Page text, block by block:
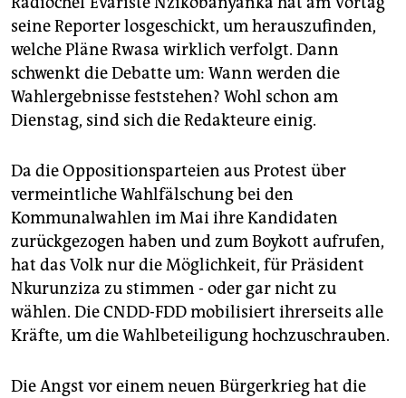
seine Reporter losgeschickt, um herauszufinden,
welche Pläne Rwasa wirklich verfolgt. Dann
schwenkt die Debatte um: Wann werden die
Wahlergebnisse feststehen? Wohl schon am
Dienstag, sind sich die Redakteure einig.
Da die Oppositionsparteien aus Protest über
vermeintliche Wahlfälschung bei den
Kommunalwahlen im Mai ihre Kandidaten
zurückgezogen haben und zum Boykott aufrufen,
hat das Volk nur die Möglichkeit, für Präsident
Nkurunziza zu stimmen - oder gar nicht zu
wählen. Die CNDD-FDD mobilisiert ihrerseits alle
Kräfte, um die Wahlbeteiligung hochzuschrauben.
Die Angst vor einem neuen Bürgerkrieg hat die